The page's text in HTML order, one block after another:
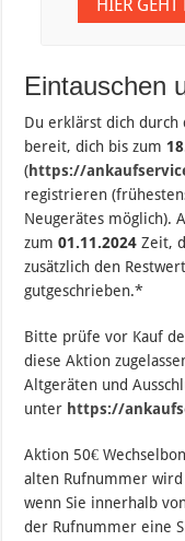
HIER
Eintauschen
Du erklärst dich durch
bereit, dich bis zum
(https://
registrieren
Neugerätes möglich).
zum01.11.2024 Zeit,
zusätzlich den
gutgeschrieben.*
Bitte prüfe vor Kauf
diese Aktion
Altgeräten und
unter https://
Aktion 50€
alten Rufnummer
wenn Sie innerhalb
der Rufnummer eine